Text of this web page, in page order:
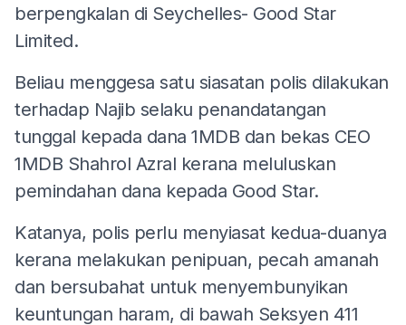
berpengkalan di Seychelles- Good Star
Limited.
Beliau menggesa satu siasatan polis dilakukan
terhadap Najib selaku penandatangan
tunggal kepada dana 1MDB dan bekas CEO
1MDB Shahrol Azral kerana meluluskan
pemindahan dana kepada Good Star.
Katanya, polis perlu menyiasat kedua-duanya
kerana melakukan penipuan, pecah amanah
dan bersubahat untuk menyembunyikan
keuntungan haram, di bawah Seksyen 411